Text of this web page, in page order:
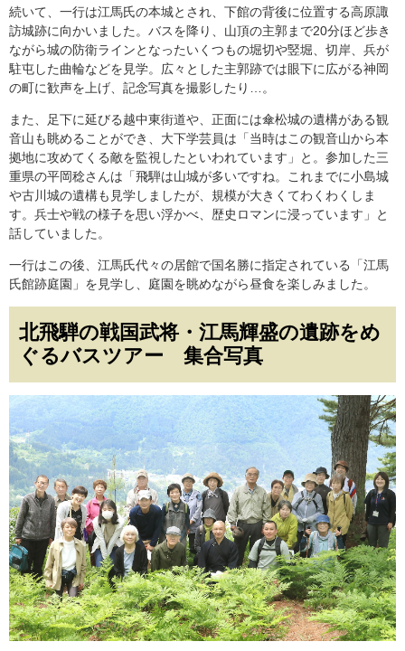
続いて、一行は江馬氏の本城とされ、下館の背後に位置する高原諏
訪城跡に向かいました。バスを降り、山頂の主郭まで20分ほど歩き
ながら城の防衛ラインとなったいくつもの堀切や竪堀、切岸、兵が
駐屯した曲輪などを見学。広々とした主郭跡では眼下に広がる神岡
の町に歓声を上げ、記念写真を撮影したり…。
また、足下に延びる越中東街道や、正面には傘松城の遺構がある観
音山も眺めることができ、大下学芸員は「当時はこの観音山から本
拠地に攻めてくる敵を監視したといわれています」と。参加した三
重県の平岡稔さんは「飛騨は山城が多いですね。これまでに小島城
や古川城の遺構も見学しましたが、規模が大きくてわくわくしま
す。兵士や戦の様子を思い浮かべ、歴史ロマンに浸っています」と
話していました。
一行はこの後、江馬氏代々の居館で国名勝に指定されている「江馬
氏館跡庭園」を見学し、庭園を眺めながら昼食を楽しみました。
北飛騨の戦国武将・江馬輝盛の遺跡をめ
ぐるバスツアー 集合写真